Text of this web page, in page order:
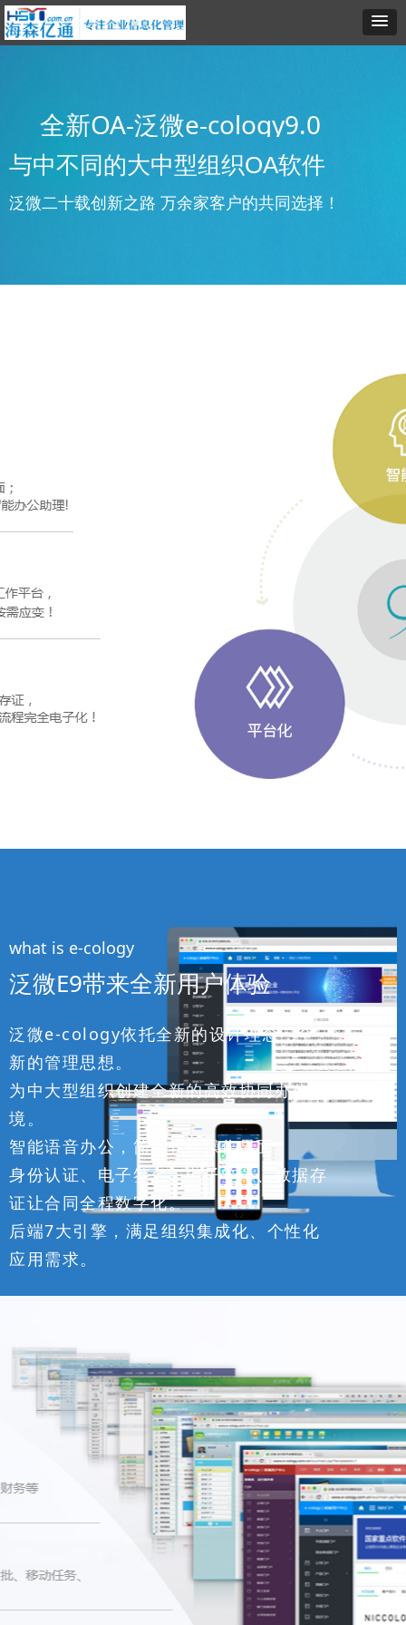
全新OA-泛微e-cology9.0
与中不同的大中型组织OA软件
泛微二十载创新之路 万余家客户的共同选择！
what is e-cology
泛微E9带来全新用户体验
泛微e-cology依托全新的设计理念，全
新的管理思想。
为中大型组织创建全新的高效协同办公环
境。
智能语音办公，简化软件操作界面。
身份认证、电子签名、电子签章、数据存
证让合同全程数字化。
后端7大引擎，满足组织集成化、个性化
应用需求。